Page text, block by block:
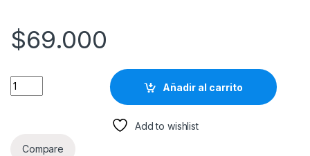
$69.000
Acompañar Al Otro: Saberes Y Prácticas De Los
Añadir al carrito
Add to wishlist
Compare